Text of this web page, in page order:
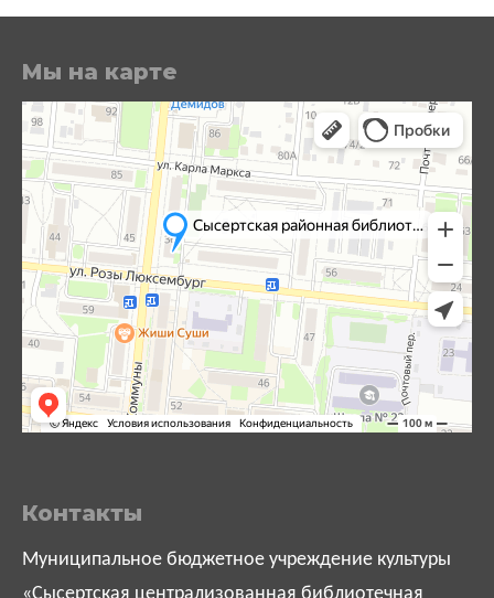
Мы на карте
Контакты
Муниципальное бюджетное учреждение культуры